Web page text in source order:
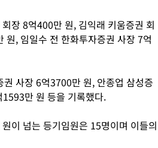
장 8억400만 원, 김익래 키움증권 회
, 임일수 전 한화투자증권 사장 7억
사장 6억3700만 원, 안종업 삼성증
만 원 등을 기록했다.
이 넘는 등기임원은 15명이며 이들의